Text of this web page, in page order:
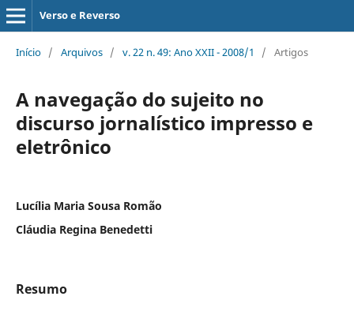
Verso e Reverso
Início / Arquivos / v. 22 n. 49: Ano XXII - 2008/1 / Artigos
A navegação do sujeito no
discurso jornalístico impresso e
eletrônico
Lucília Maria Sousa Romão
Cláudia Regina Benedetti
Resumo